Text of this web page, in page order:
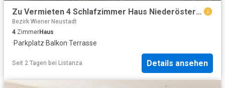
Zu Vermieten 4 Schlafzimmer Haus Niederösterreich Niederösterreich DS104845288
Bezirk Wiener Neustadt
4 ZimmerHaus
·Parkplatz·Balkon·Terrasse
Seit 2 Tagen bei Listanza Details ansehen